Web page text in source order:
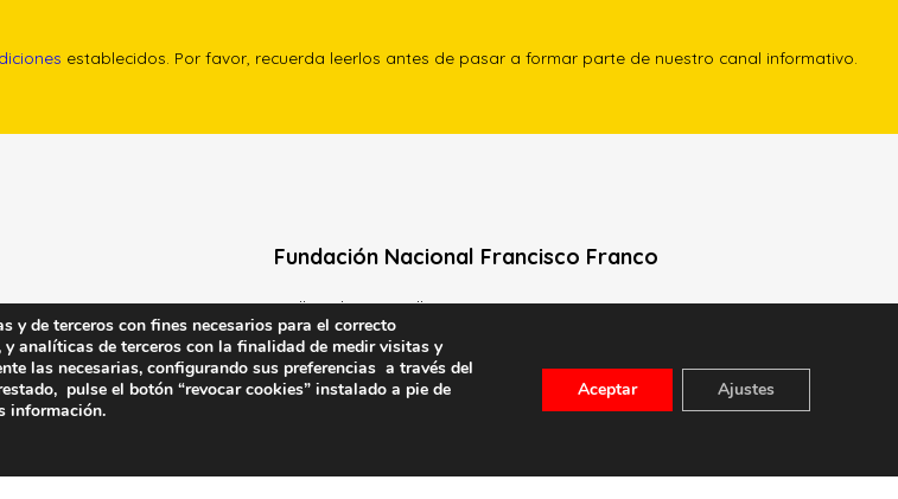
establecidos. Por favor, recuerda leerlos antes de pasar a formar parte de nuestro canal informativo.
Fundación Nacional Francisco Franco
Calle Edgar Neville, 1 -1º Izq
(antes calle General Moscardó)
28020 (Madrid) – Tel. 91 541 21 22
y de terceros con fines necesarios para el correcto
analíticas de terceros con la finalidad de medir visitas y
las necesarias, configurando sus preferencias a través del
pulse el botón “revocar cookies” instalado a pie de
información.
Aceptar Ajustes